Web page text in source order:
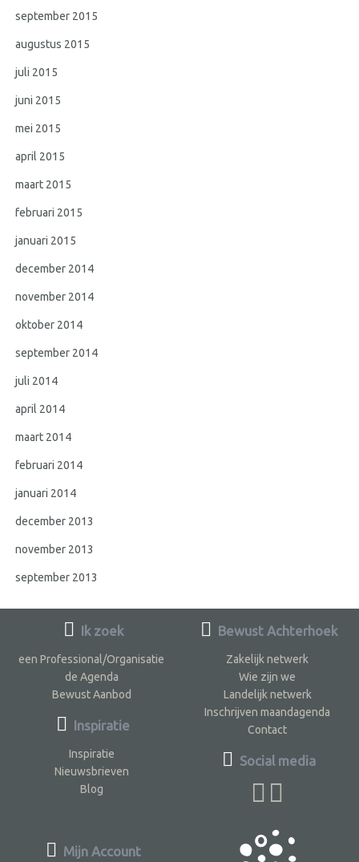
september 2015
augustus 2015
juli 2015
juni 2015
mei 2015
april 2015
maart 2015
februari 2015
januari 2015
december 2014
november 2014
oktober 2014
september 2014
juli 2014
april 2014
maart 2014
februari 2014
januari 2014
december 2013
november 2013
september 2013
Ik zoek
een Professional/Organisatie
de Agenda
Bewust Aanbod
Inspiratie
Inspiratie
Nieuwsbrieven
Blog
Bewust Achterhoek
Zakelijk netwerk
Wie zijn we
Landelijk netwerk
Inschrijven maandagenda
Contact
Social media
Mijn Account